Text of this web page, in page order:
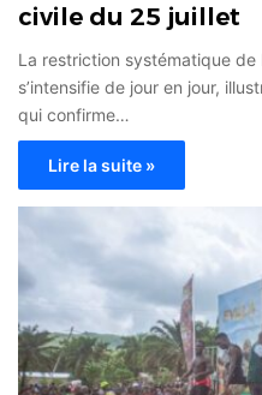
civile du 25 juillet
La restriction systématique de
s’intensifie de jour en jour,
qui confirme…
Lire la suite »